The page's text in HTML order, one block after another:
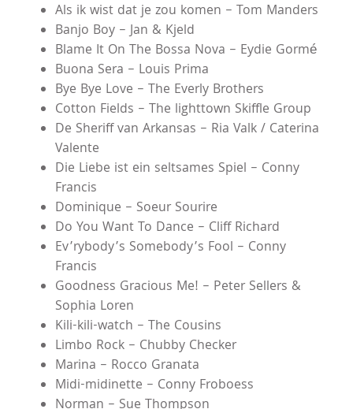
Als ik wist dat je zou komen – Tom Manders
Banjo Boy – Jan & Kjeld
Blame It On The Bossa Nova – Eydie Gormé
Buona Sera – Louis Prima
Bye Bye Love – The Everly Brothers
Cotton Fields – The lighttown Skiffle Group
De Sheriff van Arkansas – Ria Valk / Caterina
Valente
Die Liebe ist ein seltsames Spiel – Conny
Francis
Dominique – Soeur Sourire
Do You Want To Dance – Cliff Richard
Ev’rybody’s Somebody’s Fool – Conny
Francis
Goodness Gracious Me! – Peter Sellers &
Sophia Loren
Kili-kili-watch – The Cousins
Limbo Rock – Chubby Checker
Marina – Rocco Granata
Midi-midinette – Conny Froboess